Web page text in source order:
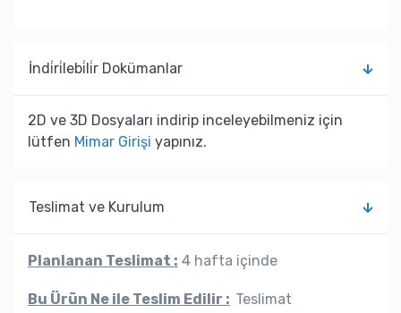
İndi̇ri̇lebi̇li̇r Dokümanlar
2D ve 3D Dosyaları indirip inceleyebilmeniz için
lütfen Mimar Girişi yapınız.
Teslimat ve Kurulum
Planlanan Teslimat : 4 hafta içinde
Bu Ürün Ne ile Teslim Edilir : Teslimat